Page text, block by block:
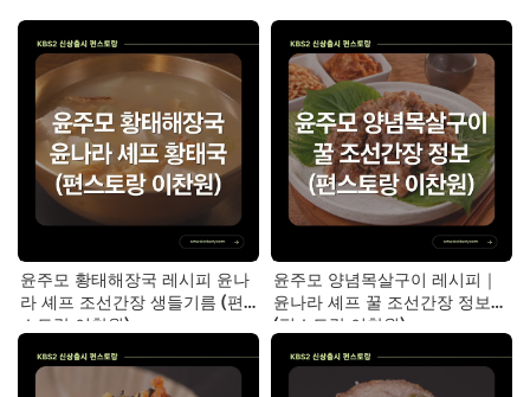
윤주모 황태해장국 레시피 윤나
라 셰프 조선간장 생들기름 (편
스토랑 이찬원)
윤주모 양념목살구이 레시피｜
윤나라 셰프 꿀 조선간장 정보
(편스토랑 이찬원)